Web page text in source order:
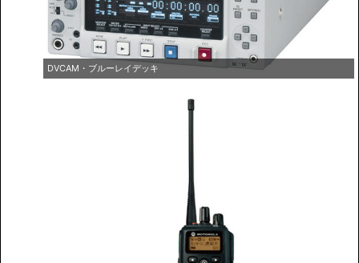
DVCAM・ブルーレイデッキ